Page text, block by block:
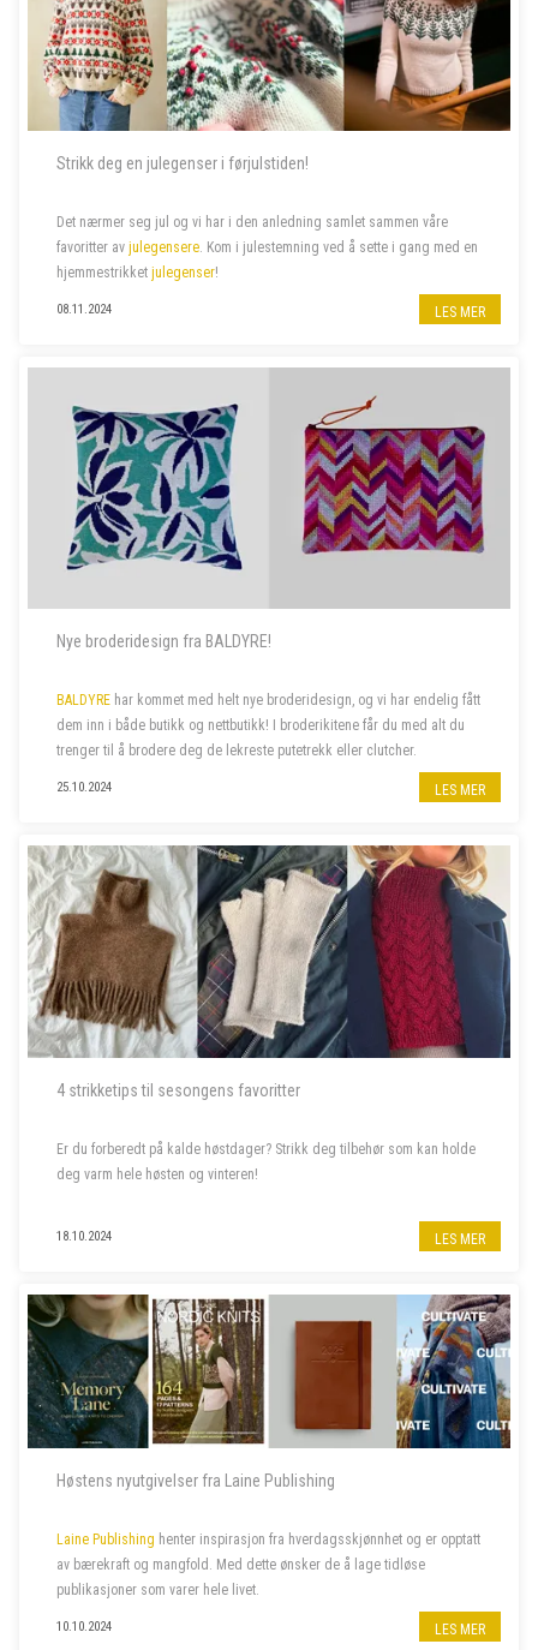
Strikk deg en julegenser i førjulstiden!
Det nærmer seg jul og vi har i den anledning samlet sammen våre
favoritter av julegensere . Kom i julestemning ved å sette i gang med en
hjemmestrikket julegenser!
08.11.2024 LES MER
Nye broderidesign fra BALDYRE!
BALDYRE har kommet med helt nye broderidesign, og vi har endelig fått
dem inn i både butikk og nettbutikk! I broderikitene får du med alt du
trenger til å brodere deg de lekreste putetrekk eller clutcher.
25.10.2024 LES MER
4 strikketips til sesongens favoritter
Er du forberedt på kalde høstdager? Strikk deg tilbehør som kan holde
deg varm hele høsten og vinteren!
18.10.2024 LES MER
Høstens nyutgivelser fra Laine Publishing
Laine Publishing henter inspirasjon fra hverdagsskjønnhet og er opptatt
av bærekraft og mangfold. Med dette ønsker de å lage tidløse
publikasjoner som varer hele livet.
10.10.2024 LES MER